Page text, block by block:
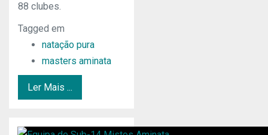
88 clubes.
Tagged em
natação pura
masters aminata
Ler Mais ...